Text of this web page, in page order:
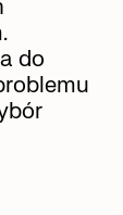
do